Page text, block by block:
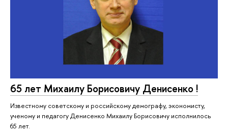
65 лет Михаилу Борисовичу Денисенко !
Известному советскому и российскому демографу, экономисту,
ученому и педагогу Денисенко Михаилу Борисовичу исполнилось
65 лет.